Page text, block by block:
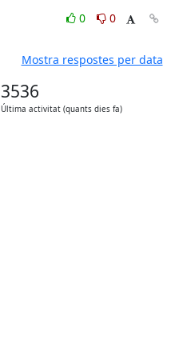
0
0
Mostra respostes per data
3536
Última activitat (quants dies fa)